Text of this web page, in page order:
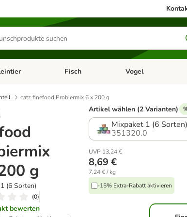
Menü öffnen: Hundefutter & Zubehör
Kategorie-Menü öffnen: Kleintier
Fisch Kategorie-Menü
Vogel
catz finefood Probiermix 6 x 200 g
g
(6 Sorten)
(0)
bewerten
Artikel wählen (2 Varianten)
Mixpaket 1 (6 Sorten)
351320.0
UVP 13,24 €
8,69 €
7,24 € / kg
-15% Extra-Rabatt aktivieren